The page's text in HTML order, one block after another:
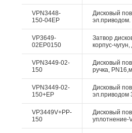
VPN3448-
150-04EP
Дисковый
VP3649-
02EP0150
Затвор
корпус-
VPN3449-02-
150
Дисковый
ручка,
VPN3449-02-
150+EP
Дисковый
эл.приводом
VP3449V+PP-
150
Дисковый
уплотнение-